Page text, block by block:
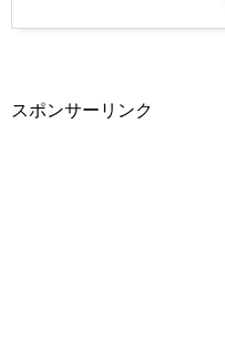
スポンサーリンク